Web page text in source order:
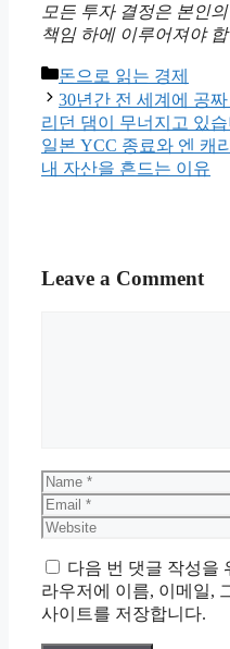
모든 투자 결정은 본인
책임 하에 이루어져야
Categories
돈으로 읽는 경제
30년간 전 세계에 공
리던 댐이 무너지고 있
일본 YCC 종료와 엔 캐
내 자산을 흔드는 이유
Leave a Comment
Name
Email
Website
다음 번 댓글 작성을
라우저에 이름, 이메일,
사이트를 저장합니다.